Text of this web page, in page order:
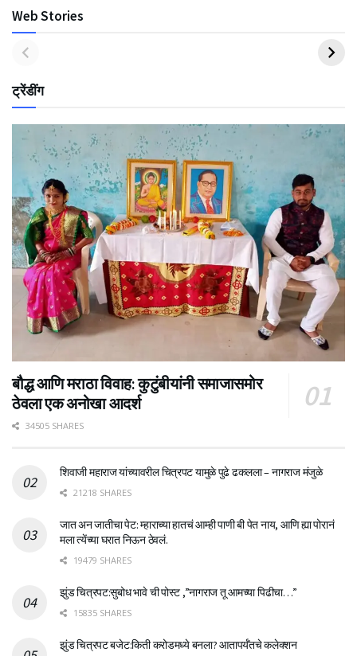
Web Stories
ट्रेंडींग
बौद्ध आणि मराठा विवाह: कुटुंबीयांनी समाजासमोर
ठेवला एक अनोखा आदर्श
34505 SHARES
शिवाजी महाराज यांच्यावरील चित्रपट यामुळे पुढे ढकलला – नागराज मंजुळे
21218 SHARES
जात अन जातीचा पेट: म्हाराच्या हातचं आम्ही पाणी बी पेत नाय, आणि ह्या पोरानं
मला त्येंच्या घरात निऊन ठेवलं.
19479 SHARES
झुंड चित्रपट:सुबोध भावे ची पोस्ट ,”नागराज तू आमच्या पिढीचा…”
15835 SHARES
झुंड चित्रपट बजेट:किती करोडमध्ये बनला? आतापर्यँतचे कलेक्शन